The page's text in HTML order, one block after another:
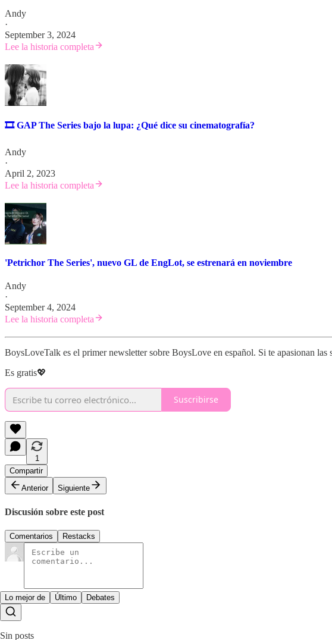
Andy
·
September 3, 2024
Lee la historia completa
🎞 GAP The Series bajo la lupa: ¿Qué dice su cinematografía?
Andy
·
April 2, 2023
Lee la historia completa
'Petrichor The Series', nuevo GL de EngLot, se estrenará en noviembre
Andy
·
September 4, 2024
Lee la historia completa
BoysLoveTalk es el primer newsletter sobre BoysLove en español. Si te apasionan
Es gratis💖
Suscribirse
1
Compartir
Anterior
Siguiente
Discusión sobre este post
Comentarios Restacks
Lo mejor de Último Debates
Sin posts